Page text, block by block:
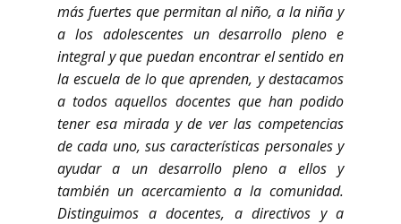
más fuertes que permitan al niño, a la niña y
a los adolescentes un desarrollo pleno e
integral y que puedan encontrar el sentido en
la escuela de lo que aprenden, y destacamos
a todos aquellos docentes que han podido
tener esa mirada y de ver las competencias
de cada uno, sus características personales y
ayudar a un desarrollo pleno a ellos y
también un acercamiento a la comunidad.
Distinguimos a docentes, a directivos y a